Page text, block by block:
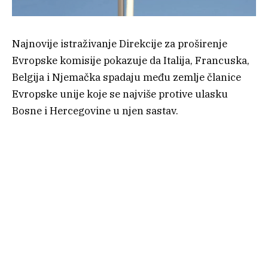
Najnovije istraživanje Direkcije za proširenje
Evropske komisije pokazuje da Italija, Francuska,
Belgija i Njemačka spadaju među zemlje članice
Evropske unije koje se najviše protive ulasku
Bosne i Hercegovine u njen sastav.